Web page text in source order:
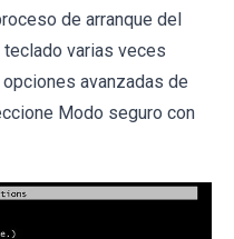
de arranque del
varias veces
avanzadas de
Modo seguro con